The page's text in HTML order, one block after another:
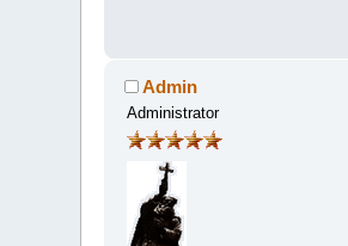
Admin
Administrator